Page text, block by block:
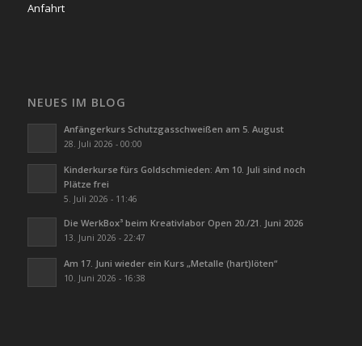
Anfahrt
NEUES IM BLOG
Anfängerkurs Schutzgasschweißen am 5. August
28. Juli 2026 - 00:00
Kinderkurse fürs Goldschmieden: Am 10. Juli sind noch
Plätze frei
5. Juli 2026 - 11:46
Die WerkBox³ beim Kreativlabor Open 20./21. Juni 2026
13. Juni 2026 - 22:47
Am 17. Juni wieder ein Kurs „Metalle (hart)löten“
10. Juni 2026 - 16:38